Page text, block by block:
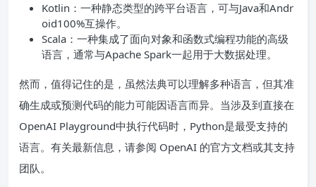
Kotlin：一种静态类型的跨平台语言，可与Java和Andr
oid100%互操作。
Scala：一种集成了面向对象和函数式编程功能的高级
语言，通常与Apache Spark一起用于大数据处理。
然而，值得记住的是，虽然法典可以理解多种语言，但其准
确生成或预测代码的能力可能因语言而异。当涉及到直接在
OpenAI Playground中执行代码时，Python是最受支持的
语言。有关最新信息，请参阅 OpenAI 的官方文档或其支持
团队。